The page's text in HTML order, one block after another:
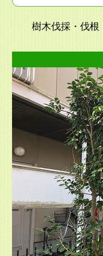
樹木伐採・伐根